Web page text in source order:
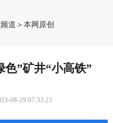
道 >本网原创
色”矿井“小高铁”
08-29 07:33:23